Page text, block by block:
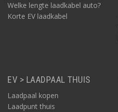
Welke lengte laadkabel auto?
Korte EV laadkabel
EV > LAADPAAL THUIS
Laadpaal kopen
Laadpunt thuis